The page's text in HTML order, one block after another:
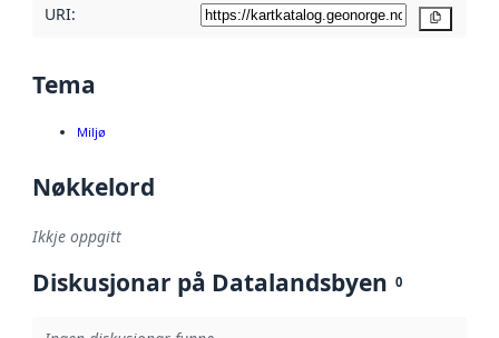
URI:
Tema
Miljø
Nøkkelord
Ikkje oppgitt
Diskusjonar på Datalandsbyen 0